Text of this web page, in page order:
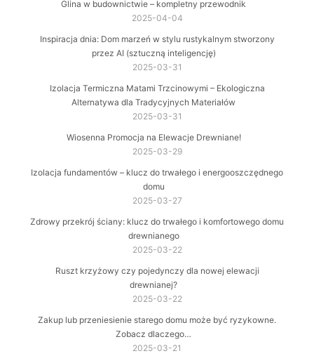
Glina w budownictwie – kompletny przewodnik
2025-04-04
Inspiracja dnia: Dom marzeń w stylu rustykalnym stworzony
przez AI (sztuczną inteligencję)
2025-03-31
Izolacja Termiczna Matami Trzcinowymi – Ekologiczna
Alternatywa dla Tradycyjnych Materiałów
2025-03-31
Wiosenna Promocja na Elewacje Drewniane!
2025-03-29
Izolacja fundamentów – klucz do trwałego i energooszczędnego
domu
2025-03-27
Zdrowy przekrój ściany: klucz do trwałego i komfortowego domu
drewnianego
2025-03-22
Ruszt krzyżowy czy pojedynczy dla nowej elewacji
drewnianej?
2025-03-22
Zakup lub przeniesienie starego domu może być ryzykowne.
Zobacz dlaczego…
2025-03-21